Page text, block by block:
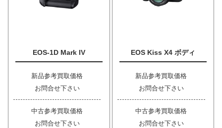
EOS-1D Mark IV
新品参考買取価格
お問合せ下さい
中古参考買取価格
お問合せ下さい
EOS Kiss X4 ボディ
新品参考買取価格
お問合せ下さい
中古参考買取価格
お問合せ下さい